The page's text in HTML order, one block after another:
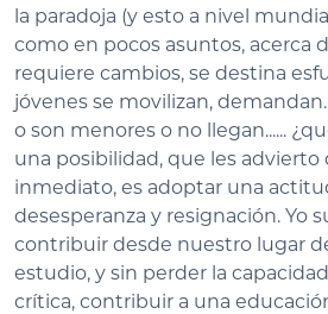
la paradoja (y esto a nivel
como en pocos asuntos, acerca
requiere cambios, se destina
jóvenes se movilizan,
o son menores o no llegan......
una posibilidad, que les advierto
inmediato, es adoptar una
desesperanza y resignación. Yo
contribuir desde nuestro lugar
estudio, y sin perder la
crítica, contribuir a una